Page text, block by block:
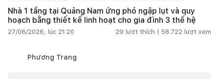
Nhà 1 tầng tại Quảng Nam ứng phó ngập lụt và quy
hoạch bằng thiết kế linh hoạt cho gia đình 3 thế hệ
27/06/2026, lúc 21:20 29 lượt thích | 58.722 lượt xem
Phương Trang